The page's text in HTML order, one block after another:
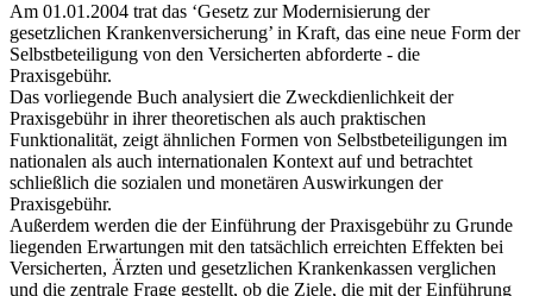
Am 01.01.2004 trat das ‘Gesetz zur Modernisierung der
gesetzlichen Krankenversicherung’ in Kraft, das eine neue Form der
Selbstbeteiligung von den Versicherten abforderte - die
Praxisgebühr.
Das vorliegende Buch analysiert die Zweckdienlichkeit der
Praxisgebühr in ihrer theoretischen als auch praktischen
Funktionalität, zeigt ähnlichen Formen von Selbstbeteiligungen im
nationalen als auch internationalen Kontext auf und betrachtet
schließlich die sozialen und monetären Auswirkungen der
Praxisgebühr.
Außerdem werden die der Einführung der Praxisgebühr zu Grunde
liegenden Erwartungen mit den tatsächlich erreichten Effekten bei
Versicherten, Ärzten und gesetzlichen Krankenkassen verglichen
und die zentrale Frage gestellt, ob die Ziele, die mit der Einführung